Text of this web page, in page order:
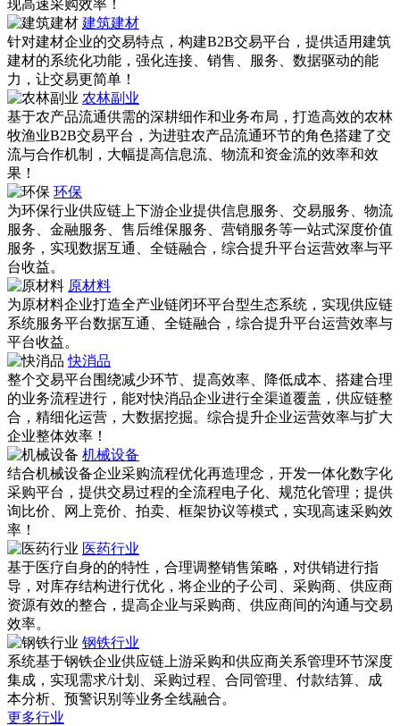
现高速采购效率！
建筑建材
针对建材企业的交易特点，构建B2B交易平台，提供适用建筑
建材的系统化功能，强化连接、销售、服务、数据驱动的能
力，让交易更简单！
农林副业
基于农产品流通供需的深耕细作和业务布局，打造高效的农林
牧渔业B2B交易平台，为进驻农产品流通环节的角色搭建了交
流与合作机制，大幅提高信息流、物流和资金流的效率和效
果！
环保
为环保行业供应链上下游企业提供信息服务、交易服务、物流
服务、金融服务、售后维保服务、营销服务等一站式深度价值
服务，实现数据互通、全链融合，综合提升平台运营效率与平
台收益。
原材料
为原材料企业打造全产业链闭环平台型生态系统，实现供应链
系统服务平台数据互通、全链融合，综合提升平台运营效率与
平台收益。
快消品
整个交易平台围绕减少环节、提高效率、降低成本、搭建合理
的业务流程进行，能对快消品企业进行全渠道覆盖，供应链整
合，精细化运营，大数据挖掘。综合提升企业运营效率与扩大
企业整体效率！
机械设备
结合机械设备企业采购流程优化再造理念，开发一体化数字化
采购平台，提供交易过程的全流程电子化、规范化管理；提供
询比价、网上竞价、拍卖、框架协议等模式，实现高速采购效
率！
医药行业
基于医疗自身的的特性，合理调整销售策略，对供销进行指
导，对库存结构进行优化，将企业的子公司、采购商、供应商
资源有效的整合，提高企业与采购商、供应商间的沟通与交易
效率。
钢铁行业
系统基于钢铁企业供应链上游采购和供应商关系管理环节深度
集成，实现需求/计划、采购过程、合同管理、付款结算、成
本分析、预警识别等业务全线融合。
更多行业